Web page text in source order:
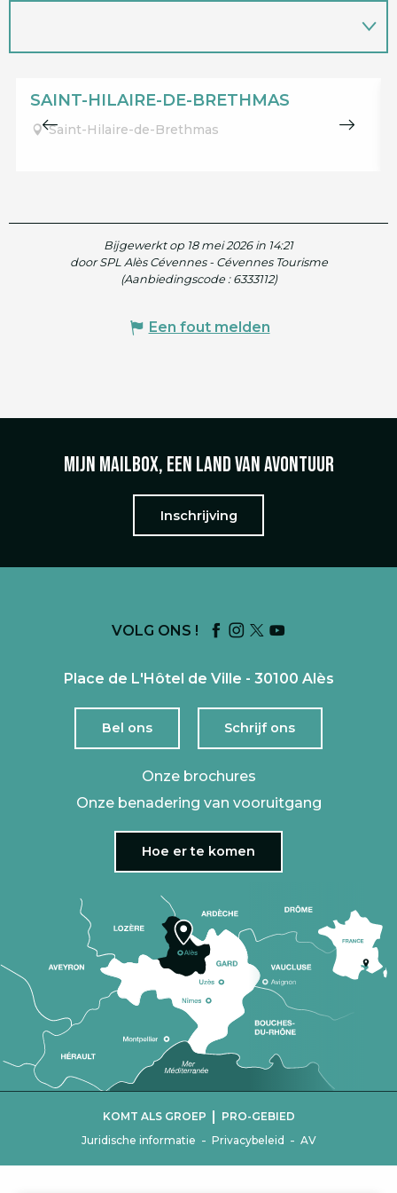
SAINT-HILAIRE-DE-BRETHMAS
Saint-Hilaire-de-Brethmas
Bijgewerkt op 18 mei 2026 in 14:21
door SPL Alès Cévennes - Cévennes Tourisme
(Aanbiedingscode : 6333112)
Een fout melden
Mijn mailbox, een land van avontuur
Inschrijving
VOLG ONS !
Place de L'Hôtel de Ville - 30100 Alès
Bel ons Schrijf ons
Onze brochures
Onze benadering van vooruitgang
Hoe er te komen
Juridische informatie - Privacybeleid - AV
KOMT ALS GROEP | PRO-GEBIED